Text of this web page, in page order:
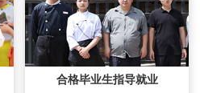
合格毕业生指导就业